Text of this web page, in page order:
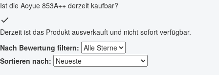
Ist die Aoyue 853A++ derzeit kaufbar?
Derzeit ist das Produkt ausverkauft und nicht sofort verfügbar.
Nach Bewertung filtern:
Sortieren nach: